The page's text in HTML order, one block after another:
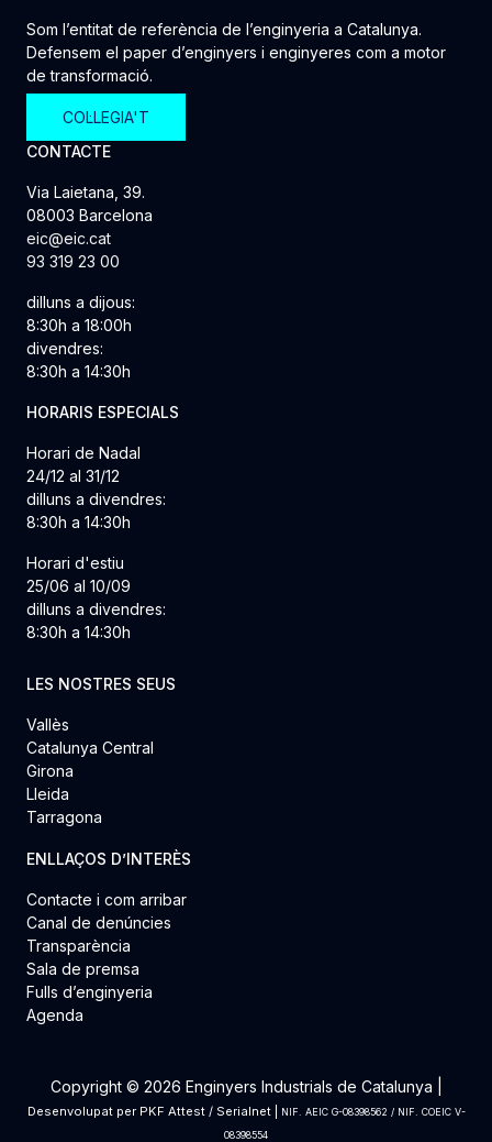
Som l’entitat de referència de l’enginyeria a Catalunya.
Defensem el paper d’enginyers i enginyeres com a motor
de transformació.
COL·LEGIA'T
CONTACTE
Via Laietana, 39.
08003 Barcelona
eic@eic.cat
93 319 23 00
dilluns a dijous:
8:30h a 18:00h
divendres:
8:30h a 14:30h
HORARIS ESPECIALS
Horari de Nadal
24/12 al 31/12
dilluns a divendres:
8:30h a 14:30h
Horari d'estiu
25/06 al 10/09
dilluns a divendres:
8:30h a 14:30h
LES NOSTRES SEUS
Vallès
Catalunya Central
Girona
Lleida
Tarragona
ENLLAÇOS D’INTERÈS
Contacte i com arribar
Canal de denúncies
Transparència
Sala de premsa
Fulls d’enginyeria
Agenda
Copyright © 2026 Enginyers Industrials de Catalunya |
Desenvolupat per PKF Attest/ Serialnet|
NIF. AEIC G-08398562 / NIF. COEIC V-
08398554